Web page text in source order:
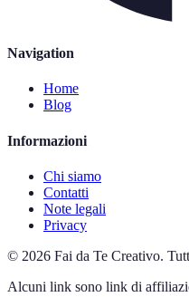
Navigation
Home
Blog
Informazioni
Chi siamo
Contatti
Note legali
Privacy
© 2026 Fai da Te Creativo.
Alcuni link sono link di